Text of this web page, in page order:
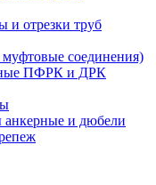
и отрезки труб
соединения)
ПФРК и ДРК
и дюбели